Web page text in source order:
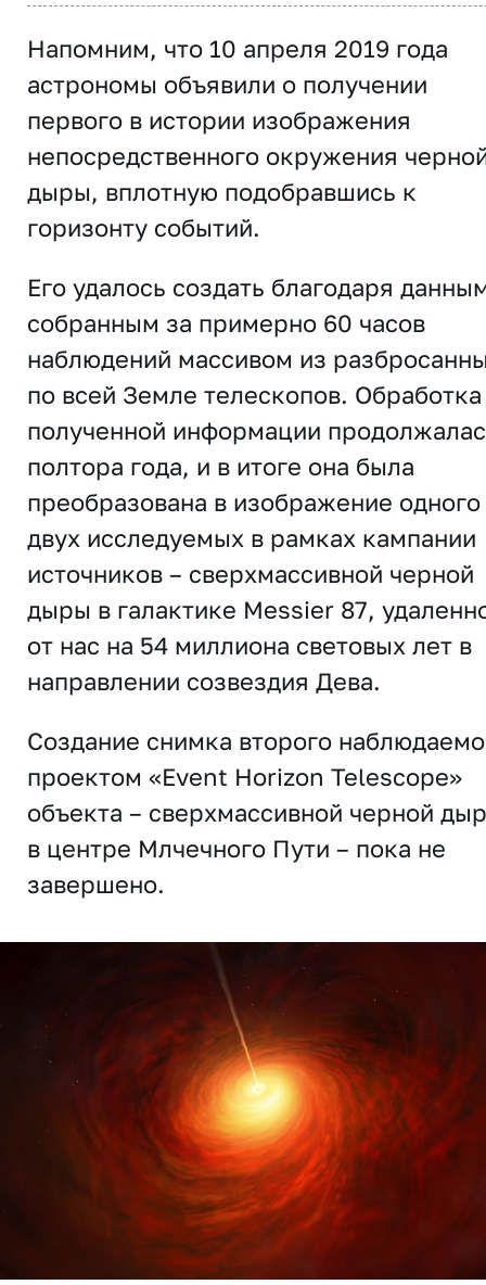
Напомним, что 10 апреля 2019 года
астрономы объявили о получении
первого в истории изображения
непосредственного окружения
дыры, вплотную подобравшись к
горизонту событий.
Его удалось создать благодаря
собранным за примерно 60 часов
наблюдений массивом из
по всей Земле телескопов. Обработка
полученной информации
полтора года, и в итоге она была
преобразована в изображение одного
двух исследуемых в рамках кампании
источников – сверхмассивной черной
дыры в галактике Messier 87,
от нас на 54 миллиона световых лет в
направлении созвездия Дева.
Создание снимка второго
проектом «Event Horizon Telescope»
объекта – сверхмассивной черной
в центре Млчечного Пути – пока не
завершено.